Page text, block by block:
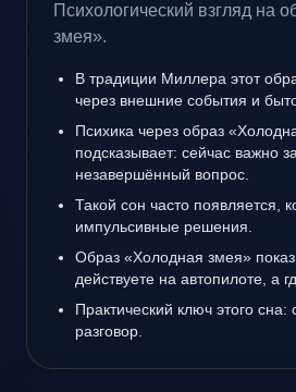
Психологический взгляд на
змея».
В традиции Миллера этот
через внешние события и
Психика через образ
подсказывает: сейчас важно
незавершённый вопрос.
Такой сон часто появляется,
импульсивные решения.
Образ «Холодная змея»
действуете на автопилоте, а
Практический ключ этого сна:
разговор.